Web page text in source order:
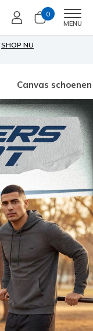
0
MENU
SHOP NU
Canvas schoenen